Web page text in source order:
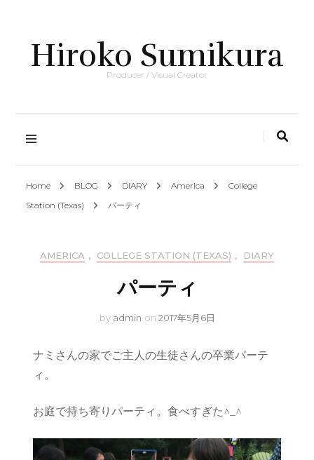
Hiroko Sumikura
Producer / Visual Creator
Home BLOG DIARY America
College
Station (Texas)
パーティ
AMERICA , COLLEGE STATION (TEXAS) , DIARY
パーティ
by admin on 2017年5月6日
ナミさんの家でご主人の生徒さんの卒業パーテ
ィ。
お庭で持ち寄りパーティ。食べすぎた^_^